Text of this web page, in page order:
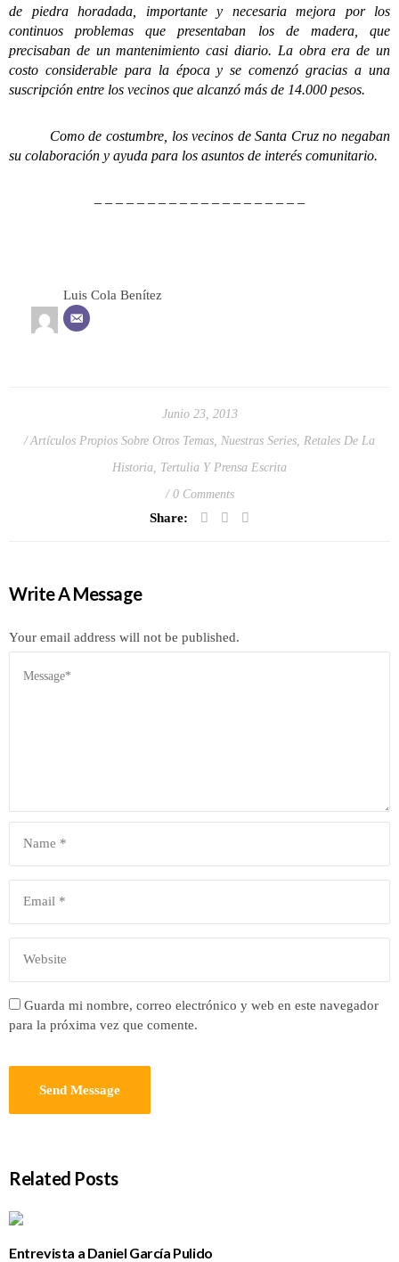
de piedra horadada, importante y necesaria mejora por los
continuos problemas que presentaban los de madera, que
precisaban de un mantenimiento casi diario. La obra era de un
costo considerable para la época y se comenzó gracias a una
suscripción entre los vecinos que alcanzó más de 14.000 pesos.
Como de costumbre, los vecinos de Santa Cruz no negaban
su colaboración y ayuda para los asuntos de interés comunitario.
– – – – – – – – – – – – – – – – – – – –
Luis Cola Benítez
Junio 23, 2013
Artículos Propios Sobre Otros Temas Nuestras Series Retales De La
Historia Tertulia Y Prensa Escrita
0 Comments
Share:
Write A Message
Your email address will not be published.
Guarda mi nombre, correo electrónico y web en este navegador
para la próxima vez que comente.
Related Posts
Entrevista a Daniel García Pulido